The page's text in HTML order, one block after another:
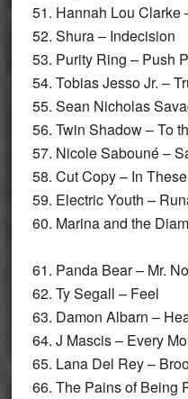
51. Hannah Lou Clarke
52. Shura – Indecision
53. Purity Ring – Push
54. Tobias Jesso Jr. –
55. Sean Nicholas
56. Twin Shadow – To
57. Nicole Sabouné –
58. Cut Copy – In
59. Electric Youth –
60. Marina and the
61. Panda Bear – Mr.
62. Ty Segall – Feel
63. Damon Albarn –
64. J Mascis – Every
65. Lana Del Rey –
66. The Pains of Being